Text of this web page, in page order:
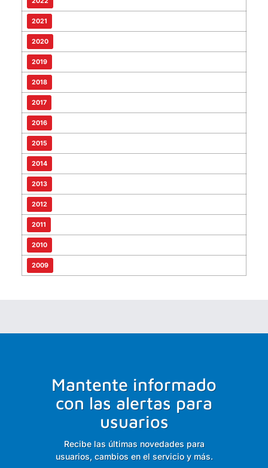
2021
2020
2019
2018
2017
2016
2015
2014
2013
2012
2011
2010
2009
Mantente informado
con las alertas para
usuarios
Recibe las últimas novedades para
usuarios, cambios en el servicio y más.